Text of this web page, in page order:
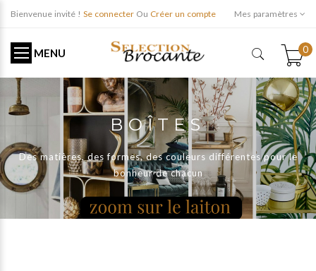
Bienvenue invité ! Se connecter Ou Créer un compte Mes paramètres
MENU 0
BOÎTES
Des matières, des formes, des couleurs différentes pour le
bonheur de chacun